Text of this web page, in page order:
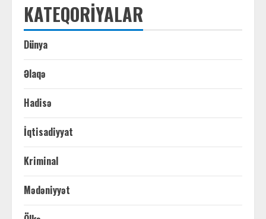
KATEQORIYALAR
Dünya
Əlaqə
Hadisə
İqtisadiyyat
Kriminal
Mədəniyyət